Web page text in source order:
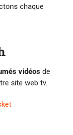
chaque
vidéos de
site web tv.